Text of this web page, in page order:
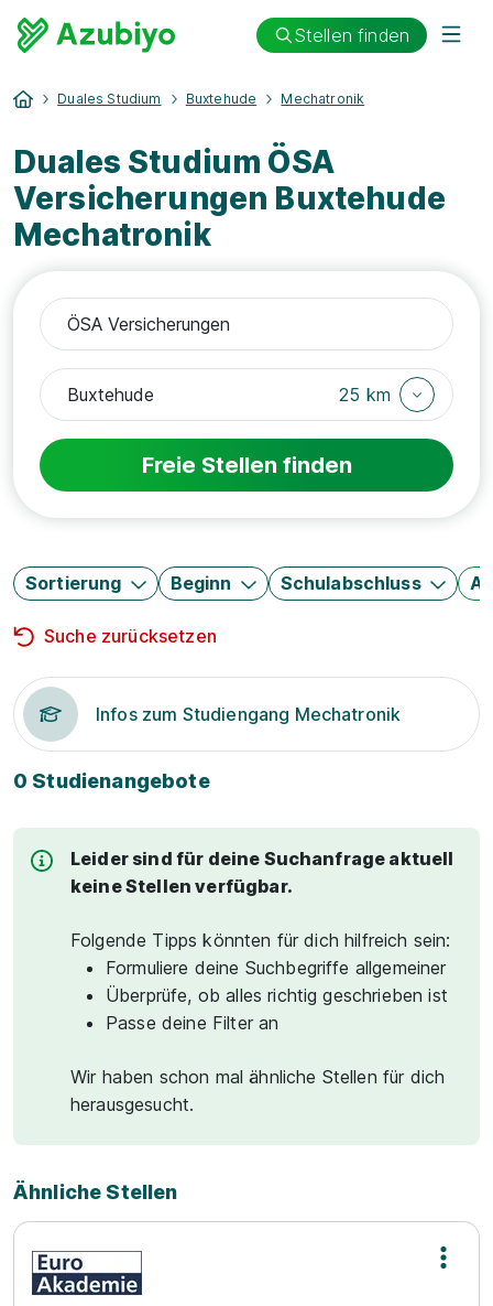
Stellen finden
Duales Studium Buxtehude Mechatronik
Duales Studium ÖSA
Versicherungen Buxtehude
Mechatronik
25 km
Freie Stellen finden
Sortierung Beginn Schulabschluss
Suche zurücksetzen
Infos zum Studiengang Mechatronik
0 Studienangebote
Leider sind für deine Suchanfrage aktuell
keine Stellen verfügbar.
Folgende Tipps könnten für dich hilfreich sein:
Formuliere deine Suchbegriffe allgemeiner
Überprüfe, ob alles richtig geschrieben ist
Passe deine Filter an
Wir haben schon mal ähnliche Stellen für dich
herausgesucht.
Ähnliche Stellen